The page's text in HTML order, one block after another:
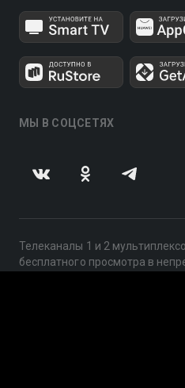
МЫ В СОЦСЕТЯХ
Телеканалы 1 и 2
бесплатного просмотра в